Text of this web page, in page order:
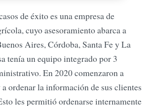
de éxito es una empresa de
cuyo asesoramiento abarca a
Aires, Córdoba, Santa Fe y La
tenía un equipo integrado por 3
En 2020 comenzaron a
ordenar la información de sus clientes
les permitió ordenarse internamente